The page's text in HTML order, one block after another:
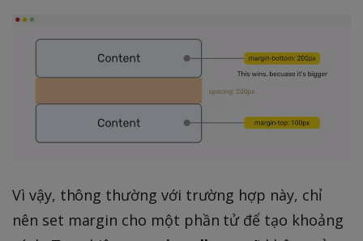
Vì vậy, thông thường với trường hợp này, chỉ
nên set margin cho một phần tử để tạo khoảng